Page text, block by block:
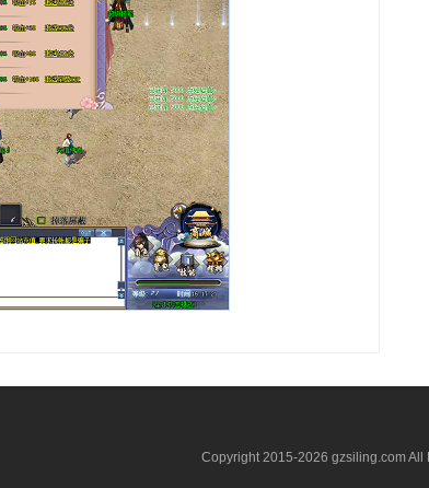
Copyright 2015-2026 gzsiling.com All